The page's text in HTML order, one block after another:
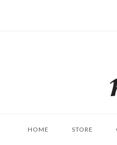
HOME STORE